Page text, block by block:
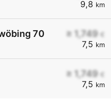
9,8 km
≥ 1,749 €
7,5 km
70
≥ 1,749 €
7,5 km